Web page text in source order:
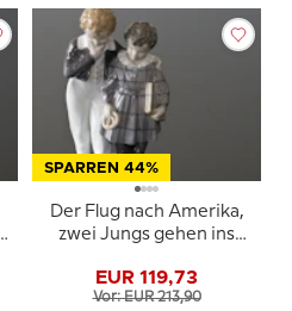
SPARREN 44%
Der Flug nach Amerika,
zwei Jungs gehen ins
Copenhagen Figur Nr.
1761
EUR 119,73
Vor: EUR 213,90